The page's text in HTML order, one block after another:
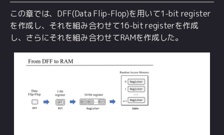
この章では、DFF(Data Flip-Flop)を用いて1-bit register
を作成し、それを組み合わせて16-bit registerを作成
し、さらにそれを組み合わせてRAMを作成した。